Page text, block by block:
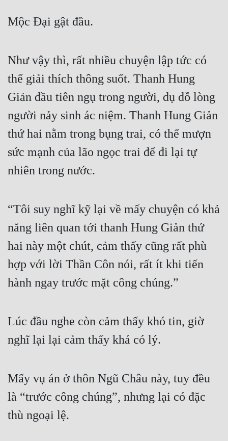
Mộc Đại gật đầu.
Như vậy thì, rất nhiều chuyện lập tức có
thể giải thích thông suốt. Thanh Hung
Giản đầu tiên ngụ trong người, dụ dỗ lòng
người nảy sinh ác niệm. Thanh Hung Giản
thứ hai nằm trong bụng trai, có thể mượn
sức mạnh của lão ngọc trai để đi lại tự
nhiên trong nước.
“Tôi suy nghĩ kỹ lại về mấy chuyện có khả
năng liên quan tới thanh Hung Giản thứ
hai này một chút, cảm thấy cũng rất phù
hợp với lời Thần Côn nói, rất ít khi tiến
hành ngay trước mặt công chúng.”
Lúc đầu nghe còn cảm thấy khó tin, giờ
nghĩ lại lại cảm thấy khá có lý.
Mấy vụ án ở thôn Ngũ Châu này, tuy đều
là “trước công chúng”, nhưng lại có đặc
thù ngoại lệ.